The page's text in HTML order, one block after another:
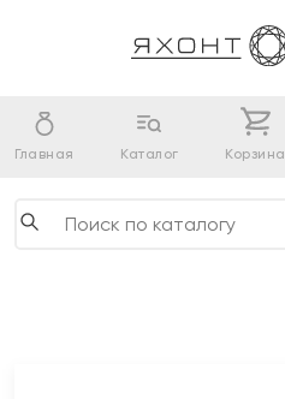
Главная Каталог Корзина